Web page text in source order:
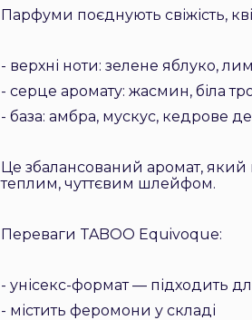
Парфуми поєднують свіжість,
- верхні ноти: зелене яблуко,
- серце аромату: жасмин, біла
- база: амбра, мускус, кедрове
Це збалансований аромат, який
теплим, чуттєвим шлейфом.
Переваги TABOO Equivoque:
- унісекс-формат — підходить
- містить феромони у складі